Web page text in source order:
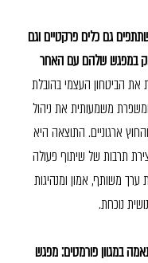
גם כלים פרקטיים וגם
במפגש שלהם עם האחר
הביטחון העצמי בהובלת
משמעותית את ניהול
ארגוניים. התוצאה היא
תרבות של שיתוף פעולה
משותף, אמון ומנהיגות
נוכחת.
במגוון פורמטים: מפגש